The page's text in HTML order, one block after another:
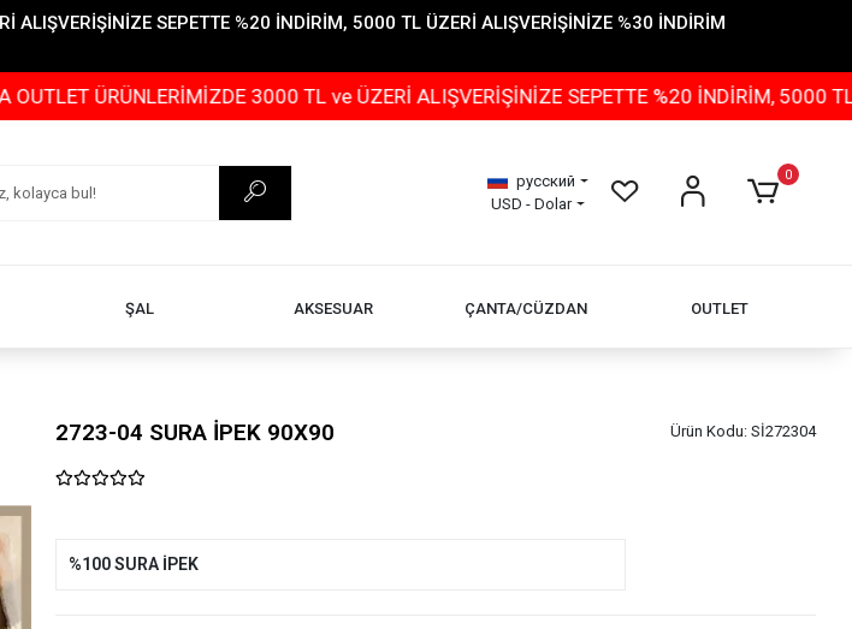
ALIŞVERİŞİNİZE SEPETTE %20 İNDİRİM, 5000 TL ÜZERİ ALIŞVERİŞİNİZE %30 İNDİRİM
ÜRÜNLERİMİZDE 3000 TL ve ÜZERİ ALIŞVERİŞİNİZE SEPETTE %20 İNDİRİM, 5000 TL ÜZERİ
русский
USD - Dolar
0
ŞAL AKSESUAR ÇANTA/CÜZDAN OUTLET
2723-04 SURA İPEK 90X90 Ürün Kodu: Sİ272304
%100 SURA İPEK